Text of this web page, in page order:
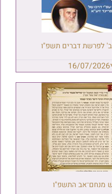
לפרשת דברים תשפ"ו
16/07/2026
מנחם־אב התשפ"ו